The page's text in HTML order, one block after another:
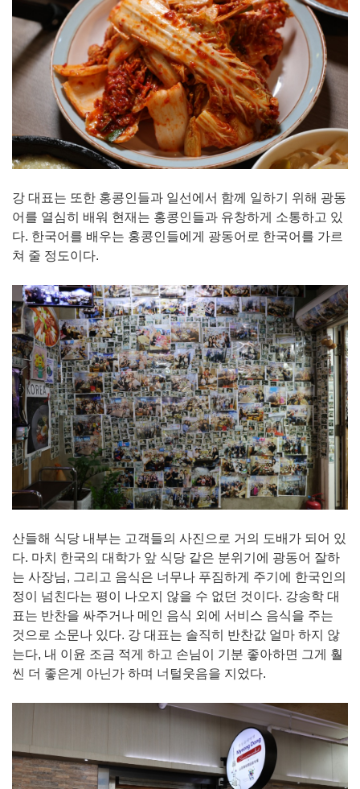
강 대표는 또한 홍콩인들과 일선에서 함께 일하기 위해 광동
어를 열심히 배워 현재는 홍콩인들과 유창하게 소통하고 있
다. 한국어를 배우는 홍콩인들에게 광동어로 한국어를 가르
쳐 줄 정도이다.
산들해 식당 내부는 고객들의 사진으로 거의 도배가 되어 있
다. 마치 한국의 대학가 앞 식당 같은 분위기에 광동어 잘하
는 사장님, 그리고 음식은 너무나 푸짐하게 주기에 한국인의
정이 넘친다는 평이 나오지 않을 수 없던 것이다. 강송학 대
표는 반찬을 싸주거나 메인 음식 외에 서비스 음식을 주는
것으로 소문나 있다. 강 대표는 솔직히 반찬값 얼마 하지 않
는다, 내 이윤 조금 적게 하고 손님이 기분 좋아하면 그게 훨
씬 더 좋은게 아닌가 하며 너털웃음을 지었다.